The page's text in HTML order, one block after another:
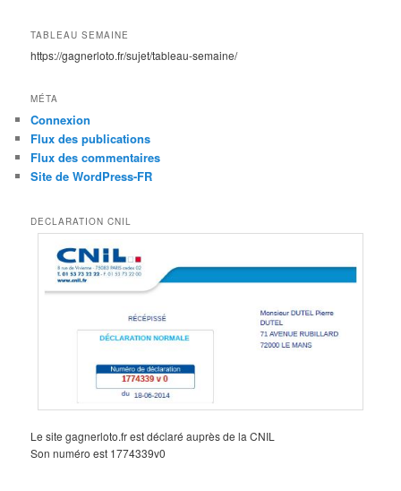
TABLEAU SEMAINE
https://gagnerloto.fr/sujet/tableau-semaine/
MÉTA
Connexion
Flux des publications
Flux des commentaires
Site de WordPress-FR
DECLARATION CNIL
Le site gagnerloto.fr est déclaré auprès de la CNIL
Son numéro est 1774339v0